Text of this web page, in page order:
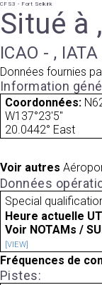
CFS3 - Fort Selkirk
Situé à
ICAO - , IATA
Données fournies
Information
Coordonnées:
W137°23'5"
20.0442° East
Voir autres
Données
Special
Heure actuelle
Voir NOTAMs /
[VIEW]
Fréquences de
Pistes: